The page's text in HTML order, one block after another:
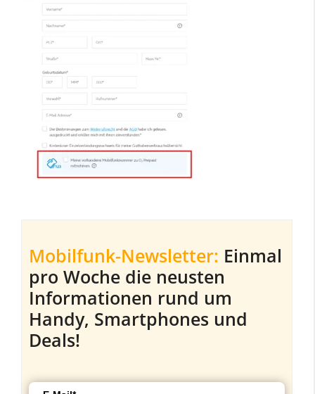
Mobilfunk-Newsletter: Einmal
pro Woche die neusten
Informationen rund um
Handy, Smartphones und
Deals!